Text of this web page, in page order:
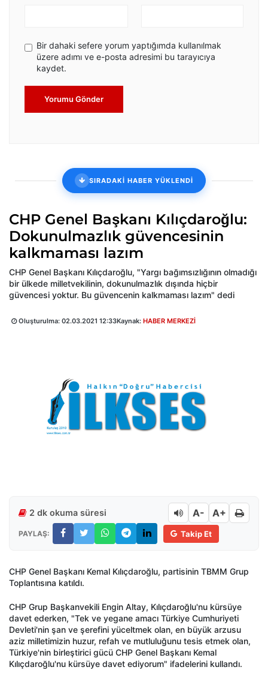
Bir dahaki sefere yorum yaptığımda kullanılmak
üzere adımı ve e-posta adresimi bu tarayıcıya
kaydet.
Yorumu Gönder
SIRADAKİ HABER YÜKLENDİ
CHP Genel Başkanı Kılıçdaroğlu:
Dokunulmazlık güvencesinin
kalkmaması lazım
CHP Genel Başkanı Kılıçdaroğlu, "Yargı bağımsızlığının olmadığı
bir ülkede milletvekilinin, dokunulmazlık dışında hiçbir
güvencesi yoktur. Bu güvencenin kalkmaması lazım" dedi
Oluşturulma: 02.03.2021 12:33Kaynak: HABER MERKEZİ
2 dk okuma süresi A- A+
PAYLAŞ: Takip Et
CHP Genel Başkanı Kemal Kılıçdaroğlu, partisinin TBMM Grup
Toplantısına katıldı.
CHP Grup Başkanvekili Engin Altay, Kılıçdaroğlu'nu kürsüye
davet ederken, "Tek ve yegane amacı Türkiye Cumhuriyeti
Devleti'nin şan ve şerefini yüceltmek olan, en büyük arzusu
aziz milletimizin huzur, refah ve mutluluğunu tesis etmek olan,
Türkiye'nin birleştirici gücü CHP Genel Başkanı Kemal
Kılıçdaroğlu'nu kürsüye davet ediyorum" ifadelerini kullandı.